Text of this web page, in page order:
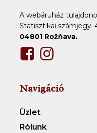
A webáruház
Statisztikai számjegy:
04801 Rožňava.
Navigáció
Üzlet
Rólunk